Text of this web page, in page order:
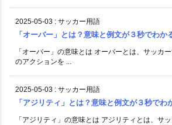
2025-05-03 : サッカー用語
「オーバー」とは？意味と例文が３秒でわか
「オーバー」の意味とは オーバーとは、サッカ
のアクションを ...
2025-05-03 : サッカー用語
「アジリティ」とは？意味と例文が３秒でわ
「アジリティ」の意味とは アジリティとは、サ